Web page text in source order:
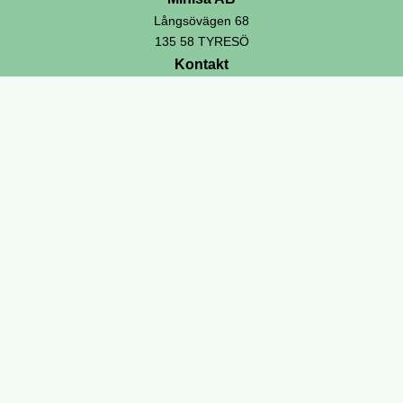
Långsövägen 68
135 58 TYRESÖ
Kontakt